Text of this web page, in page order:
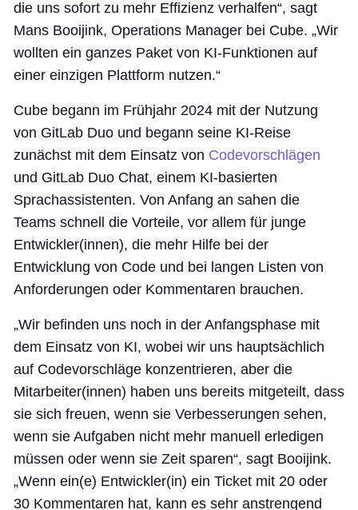
die uns sofort zu mehr Effizienz verhalfen“, sagt
Mans Booijink, Operations Manager bei Cube. „Wir
wollten ein ganzes Paket von KI-Funktionen auf
einer einzigen Plattform nutzen.“
Cube begann im Frühjahr 2024 mit der Nutzung
von GitLab Duo und begann seine KI-Reise
zunächst mit dem Einsatz von Codevorschlägen
und GitLab Duo Chat, einem KI-basierten
Sprachassistenten. Von Anfang an sahen die
Teams schnell die Vorteile, vor allem für junge
Entwickler(innen), die mehr Hilfe bei der
Entwicklung von Code und bei langen Listen von
Anforderungen oder Kommentaren brauchen.
„Wir befinden uns noch in der Anfangsphase mit
dem Einsatz von KI, wobei wir uns hauptsächlich
auf Codevorschläge konzentrieren, aber die
Mitarbeiter(innen) haben uns bereits mitgeteilt, dass
sie sich freuen, wenn sie Verbesserungen sehen,
wenn sie Aufgaben nicht mehr manuell erledigen
müssen oder wenn sie Zeit sparen“, sagt Booijink.
„Wenn ein(e) Entwickler(in) ein Ticket mit 20 oder
30 Kommentaren hat, kann es sehr anstrengend